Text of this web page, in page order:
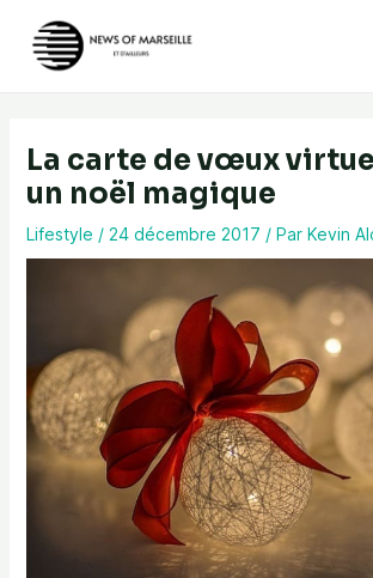
contenu
La carte de vœux
un noël magique
Lifestyle / 24 décembre 2017 / Par Kevin